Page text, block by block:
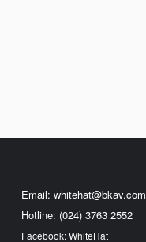
Email: whitehat@bkav.com
Hotline: (024) 3763 2552
Facebook: WhiteHat